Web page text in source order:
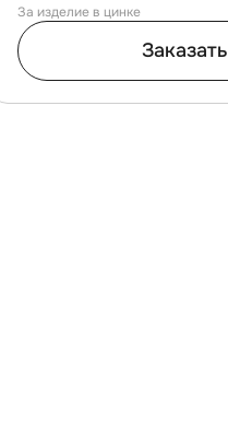
За изделие в цинке
Заказать